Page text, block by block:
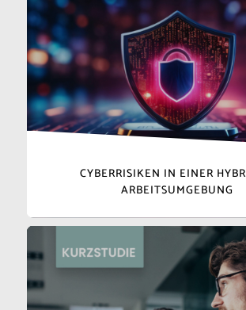
CYBERRISIKEN IN EINER
ARBEITSUMGEBUNG